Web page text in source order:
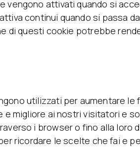
vengono attivati quando si
continui quando si passa da
di questi cookie potrebbe
utilizzati per aumentare le
migliore ai nostri visitatori e
i browser o fino alla loro
ricordare le scelte che fai e